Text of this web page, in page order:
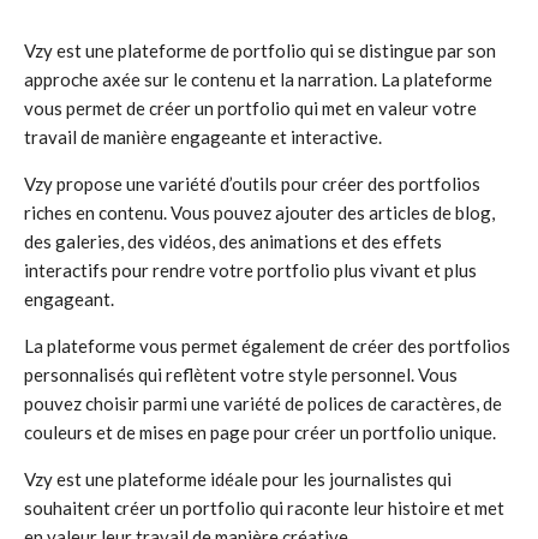
Vzy est une plateforme de portfolio qui se distingue par son
approche axée sur le contenu et la narration. La plateforme
vous permet de créer un portfolio qui met en valeur votre
travail de manière engageante et interactive.
Vzy propose une variété d’outils pour créer des portfolios
riches en contenu. Vous pouvez ajouter des articles de blog,
des galeries, des vidéos, des animations et des effets
interactifs pour rendre votre portfolio plus vivant et plus
engageant.
La plateforme vous permet également de créer des portfolios
personnalisés qui reflètent votre style personnel. Vous
pouvez choisir parmi une variété de polices de caractères, de
couleurs et de mises en page pour créer un portfolio unique.
Vzy est une plateforme idéale pour les journalistes qui
souhaitent créer un portfolio qui raconte leur histoire et met